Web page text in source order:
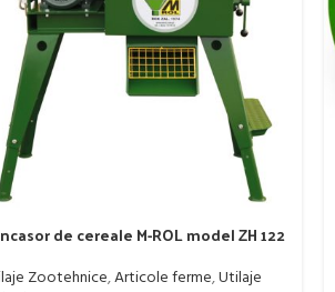
de cereale M-ROL model ZH 122
Zootehnice,Articole ferme,Utilaje